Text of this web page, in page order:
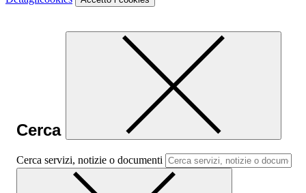
Cerca
Cerca servizi, notizie o documenti